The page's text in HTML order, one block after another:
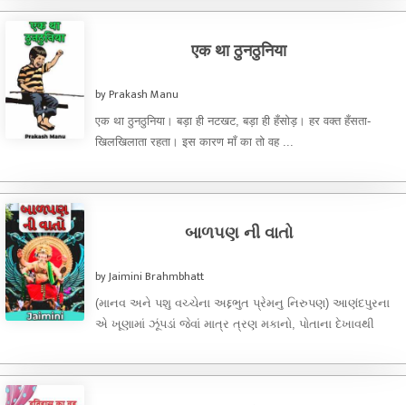
एक था ठुनठुनिया
by Prakash Manu
एक था ठुनठुनिया। बड़ा ही नटखट, बड़ा ही हँसोड़। हर वक्त हँसता-
खिलखिलाता रहता। इस कारण माँ का तो वह ...
બાળપણ ની વાતો
by Jaimini Brahmbhatt
(માનવ અને પશુ વચ્ચેના અદ્દભુત પ્રેમનુ નિરુપણ) આણંદપુરના
એ ખૂણામાં ઝૂંપડાં જેવાં માત્ર ત્રણ મકાનો, પોતાના દેખાવથી